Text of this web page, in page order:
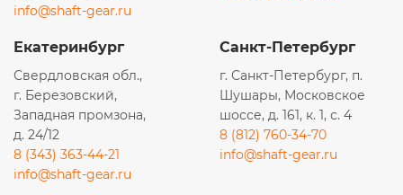
info@shaft-gear.ru
Екатеринбург
Свердловская обл.,
г. Березовский,
Западная промзона,
д. 24/12
8 (343) 363-44-21
info@shaft-gear.ru
Санкт-Петербург
г. Санкт-Петербург, п.
Шушары, Московское
шоссе, д. 161, к. 1, с. 4
8 (812) 760-34-70
info@shaft-gear.ru